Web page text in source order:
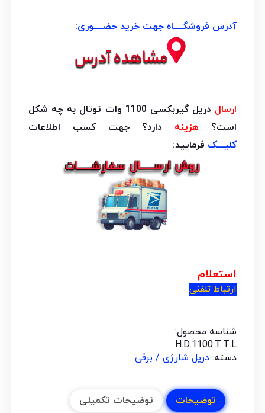
آدرس فروشگــــاه جهت خرید حضــــوری:
ارسال
دریل گیربکسی 1100 وات توتال به چه شکل
است؟ هزینه دارد؟ جهت کسب اطلاعات
کلیـــک فرمایید:
استعلام
ارتباط تلفنی
شناسه محصول:
H.D.1100.T.T.L
دسته: دریل شارژی / برقی
توضیحات توضیحات تکمیلی